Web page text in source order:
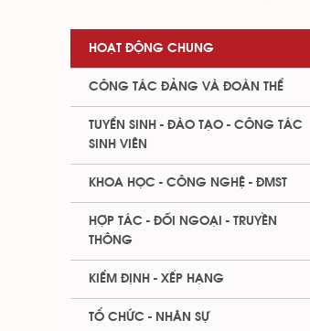
HOẠT ĐỘNG CHUNG
CÔNG TÁC ĐẢNG VÀ ĐOÀN THỂ
TUYỂN SINH - ĐÀO TẠO - CÔNG TÁC
SINH VIÊN
KHOA HỌC - CÔNG NGHỆ - ĐMST
HỢP TÁC - ĐỐI NGOẠI - TRUYỀN
THÔNG
KIỂM ĐỊNH - XẾP HẠNG
TỔ CHỨC - NHÂN SỰ